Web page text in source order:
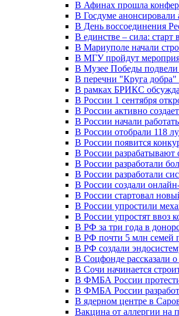
В Афинах прошла
В Госдуме
В День воссоединения
В единстве – сила:
В Мариуполе начали
В МГУ пройдут
В Музее Победы подвели
В перечни "Круга
В рамках БРИКС
В России 1 сентября
В России активно
В России начали
В России отобрали 118
В России появится
В России
В России разработали
В России разработали
В России создали
В России стартовал
В России упростили
В России упростят ввоз
В РФ за три года в
В РФ почти 5 млн семей
В РФ создали
В Соцфонде рассказали
В Сочи начинается
В ФМБА России
В ФМБА России
В ядерном центре в
Вакцина от аллергии на